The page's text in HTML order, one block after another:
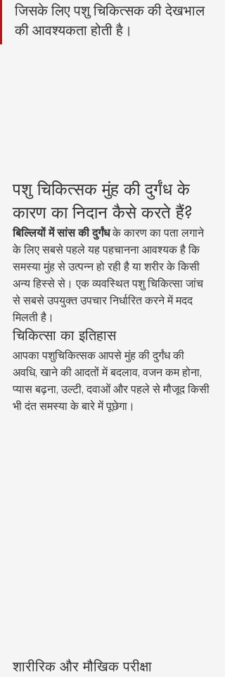
जिसके लिए पशु चिकित्सक की देखभाल
की आवश्यकता होती है।
पशु चिकित्सक मुंह की दुर्गंध के
कारण का निदान कैसे करते हैं?
बिल्लियों में सांस की दुर्गंध के कारण का पता लगाने
के लिए सबसे पहले यह पहचानना आवश्यक है कि
समस्या मुंह से उत्पन्न हो रही है या शरीर के किसी
अन्य हिस्से से। एक व्यवस्थित पशु चिकित्सा जांच
से सबसे उपयुक्त उपचार निर्धारित करने में मदद
मिलती है।
चिकित्सा का इतिहास
आपका पशुचिकित्सक आपसे मुंह की दुर्गंध की
अवधि, खाने की आदतों में बदलाव, वजन कम होना,
प्यास बढ़ना, उल्टी, दवाओं और पहले से मौजूद किसी
भी दंत समस्या के बारे में पूछेगा।
शारीरिक और मौखिक परीक्षा